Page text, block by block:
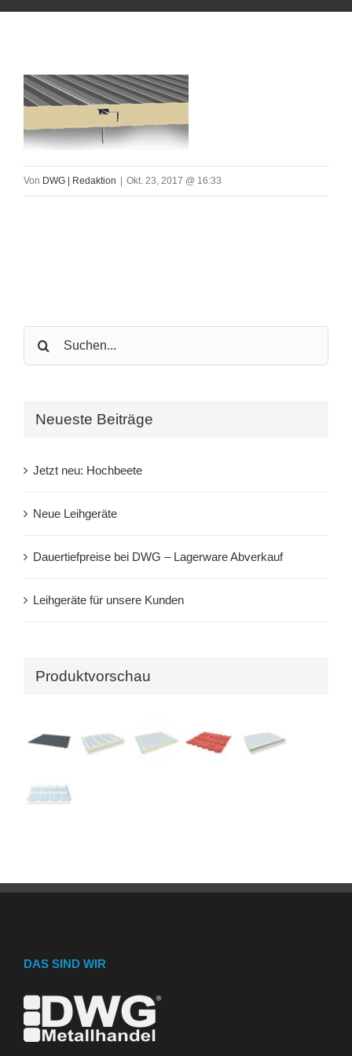
Von DWG | Redaktion | Okt. 23, 2017 @ 16:33
Search
for:
Neueste Beiträge
Jetzt neu: Hochbeete
Neue Leihgeräte
Dauertiefpreise bei DWG – Lagerware Abverkauf
Leihgeräte für unsere Kunden
Produktvorschau
DAS SIND WIR